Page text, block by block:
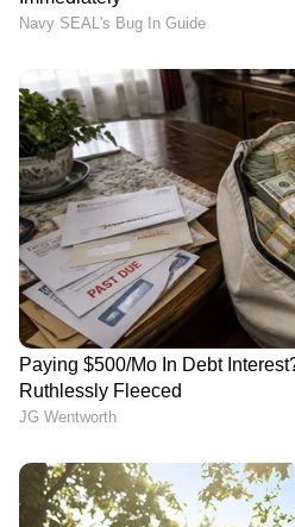
5. സോപ്പും ഡിറ്റര്‍ജന്റും
വീടുകളില്‍
ഉല്‍പ്പന്നങ്ങളിലും
അടിസ്ഥാനമാക്കിയുള്ള
അടങ്ങിയിട്ടുണ്ട്.
കൂടുമ്പോള്‍ ഇവയുടെ
വര്‍ധിക്കുകയും ചില്ലറ
കൂടുകയും ചെയ്യും.